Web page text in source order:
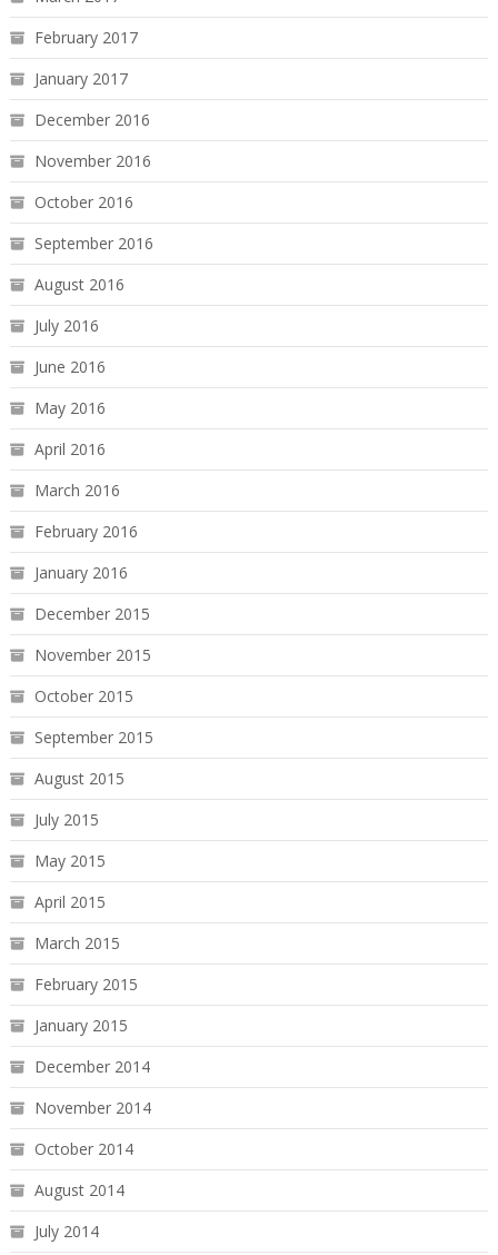
February 2017
January 2017
December 2016
November 2016
October 2016
September 2016
August 2016
July 2016
June 2016
May 2016
April 2016
March 2016
February 2016
January 2016
December 2015
November 2015
October 2015
September 2015
August 2015
July 2015
May 2015
April 2015
March 2015
February 2015
January 2015
December 2014
November 2014
October 2014
August 2014
July 2014